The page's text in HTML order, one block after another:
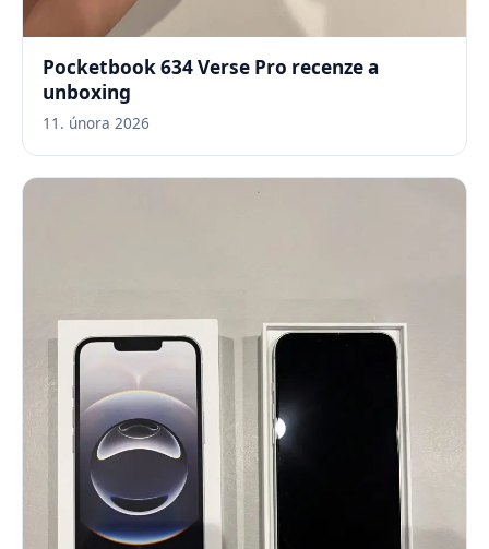
Pocketbook 634 Verse Pro recenze a
unboxing
11. února 2026